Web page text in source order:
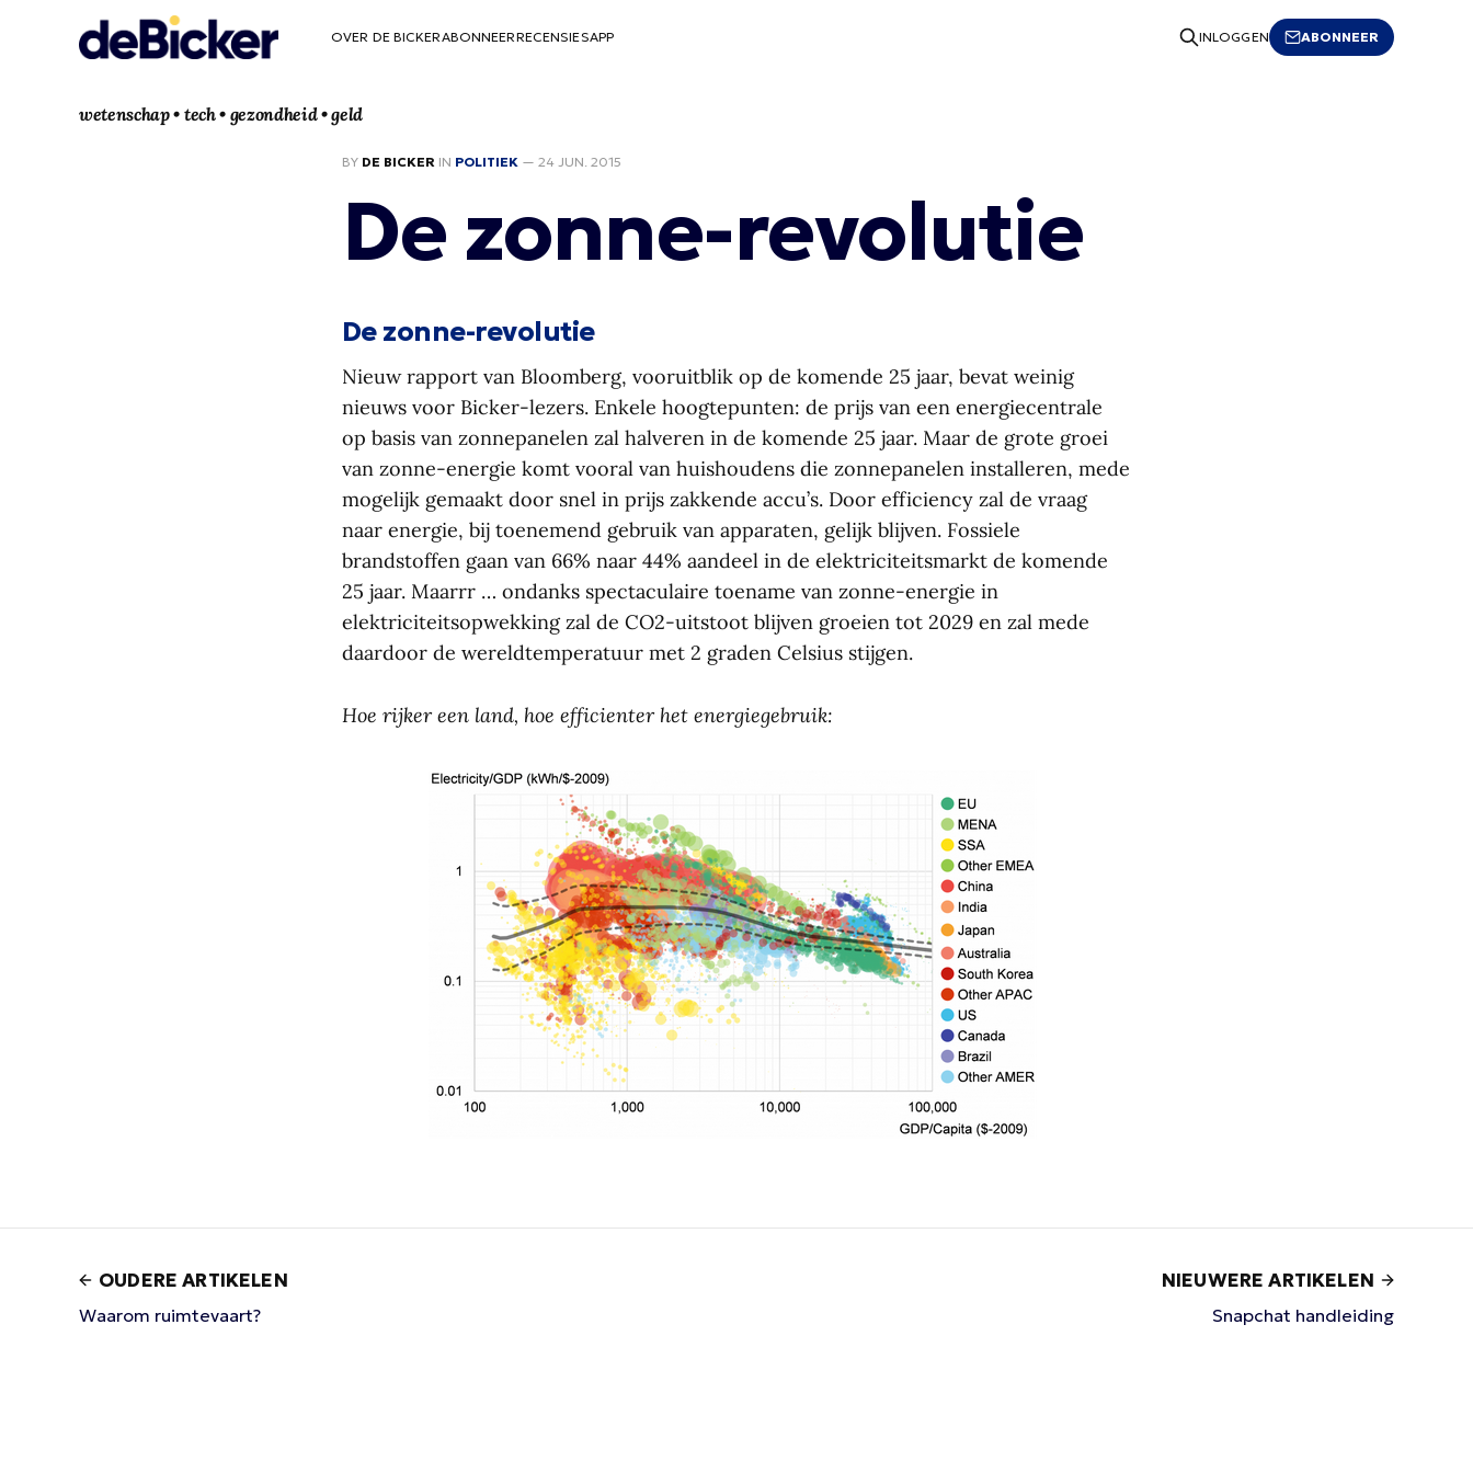
OVER DE BICKERABONNEERRECENSIESAPP INLOGGEN ABONNEER
wetenschap • tech • gezondheid • geld
BY DE BICKER IN POLITIEK — 24 JUN. 2015
De zonne-revolutie
De zonne-revolutie
Nieuw rapport van Bloomberg, vooruitblik op de komende 25 jaar, bevat weinig
nieuws voor Bicker-lezers. Enkele hoogtepunten: de prijs van een energiecentrale
op basis van zonnepanelen zal halveren in de komende 25 jaar. Maar de grote groei
van zonne-energie komt vooral van huishoudens die zonnepanelen installeren, mede
mogelijk gemaakt door snel in prijs zakkende accu’s. Door efficiency zal de vraag
naar energie, bij toenemend gebruik van apparaten, gelijk blijven. Fossiele
brandstoffen gaan van 66% naar 44% aandeel in de elektriciteitsmarkt de komende
25 jaar. Maarrr … ondanks spectaculaire toename van zonne-energie in
elektriciteitsopwekking zal de CO2-uitstoot blijven groeien tot 2029 en zal mede
daardoor de wereldtemperatuur met 2 graden Celsius stijgen.
Hoe rijker een land, hoe efficienter het energiegebruik:
OUDERE ARTIKELEN
Waarom ruimtevaart?
NIEUWERE ARTIKELEN
Snapchat handleiding